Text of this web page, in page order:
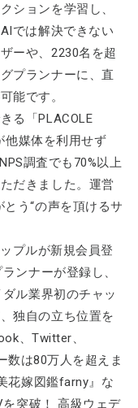
ションを学習し、
では解決できない
ーや、2230名を超
プランナーに、直
能です。
る「PLACOLE
他媒体を利用せず
調査でも70%以上
だきました。運営
う“の声を頂けるサ
プルが新規会員登
ンナーが登録し、
ル業界初のチャッ
独自の立ち位置を
、Twitter、
数は80万人を超えま
花嫁図鑑farny』な
突破！ 高級ウェデ